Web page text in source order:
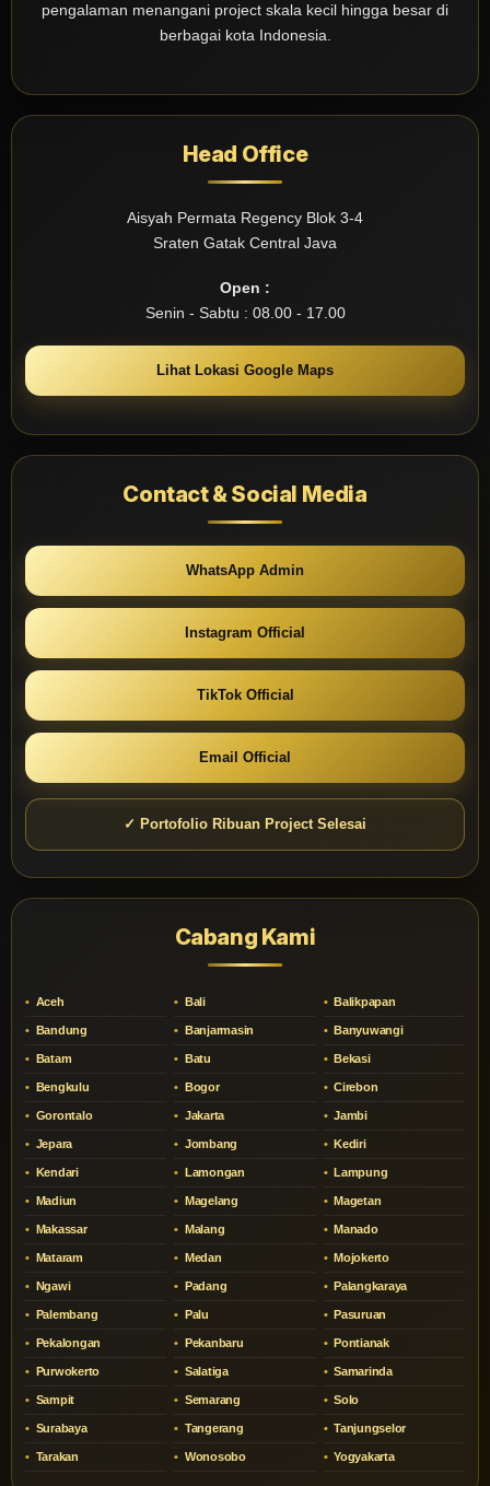
pengalaman menangani project skala kecil hingga besar di
berbagai kota Indonesia.
Head Office
Aisyah Permata Regency Blok 3-4
Sraten Gatak Central Java
Open :
Senin - Sabtu : 08.00 - 17.00
Lihat Lokasi Google Maps
Contact & Social Media
WhatsApp Admin
Instagram Official
TikTok Official
Email Official
✓ Portofolio Ribuan Project Selesai
Cabang Kami
Aceh Bali Balikpapan
Bandung Banjarmasin Banyuwangi
Batam Batu Bekasi
Bengkulu Bogor Cirebon
Gorontalo Jakarta Jambi
Jepara Jombang Kediri
Kendari Lamongan Lampung
Madiun Magelang Magetan
Makassar Malang Manado
Mataram Medan Mojokerto
Ngawi Padang Palangkaraya
Palembang Palu Pasuruan
Pekalongan Pekanbaru Pontianak
Purwokerto Salatiga Samarinda
Sampit Semarang Solo
Surabaya Tangerang Tanjungselor
Tarakan Wonosobo Yogyakarta